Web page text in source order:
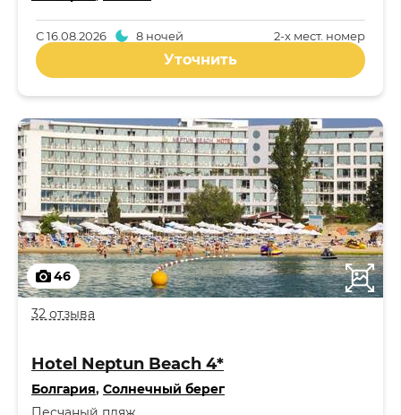
2-x мест. номер
С16.08.2026 8 ночей
Уточнить
46
32 отзыва
Hotel Neptun Beach 4*
Болгария, Солнечный берег